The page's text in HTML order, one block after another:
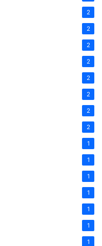
2
2
2
2
2
2
2
2
1
1
1
1
1
1
1